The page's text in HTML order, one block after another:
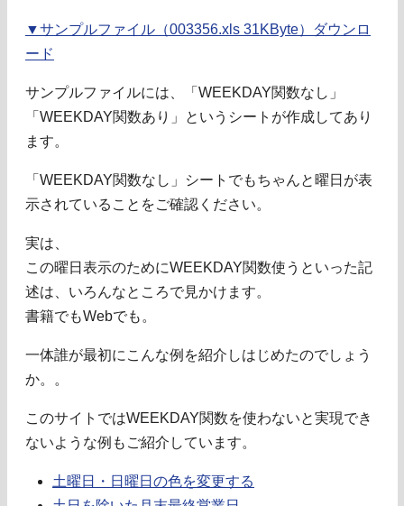
▼サンプルファイル（003356.xls 31KByte）ダウンロ
ード
サンプルファイルには、「WEEKDAY関数なし」
「WEEKDAY関数あり」というシートが作成してあり
ます。
「WEEKDAY関数なし」シートでもちゃんと曜日が表
示されていることをご確認ください。
実は、
この曜日表示のためにWEEKDAY関数使うといった記
述は、いろんなところで見かけます。
書籍でもWebでも。
一体誰が最初にこんな例を紹介しはじめたのでしょう
か。。
このサイトではWEEKDAY関数を使わないと実現でき
ないような例もご紹介しています。
土曜日・日曜日の色を変更する